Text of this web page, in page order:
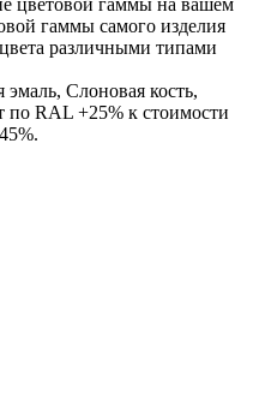
цветовой гаммы на вашем
гаммы самого изделия
различными типами
Слоновая кость,
RAL +25% к стоимости